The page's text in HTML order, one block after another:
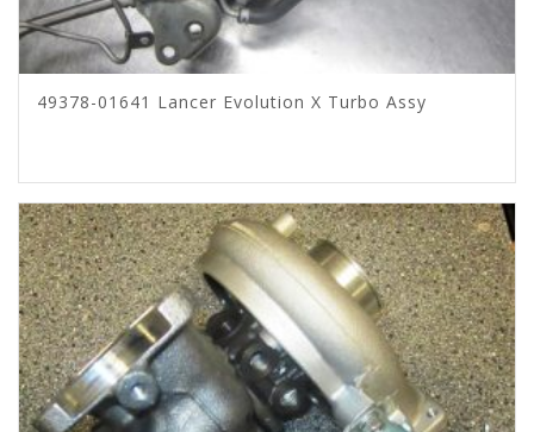
49378-01641 Lancer Evolution X Turbo Assy